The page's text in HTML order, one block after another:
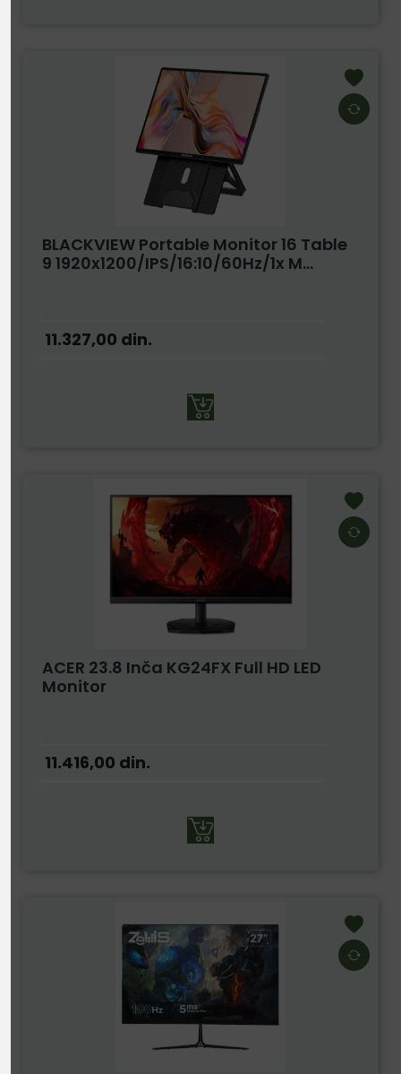
BLACKVIEW Portable Monitor 16 Table
9 1920x1200/IPS/16:10/60Hz/1x M...
11.327,00 din.
ACER 23.8 Inča KG24FX Full HD LED
Monitor
11.416,00 din.